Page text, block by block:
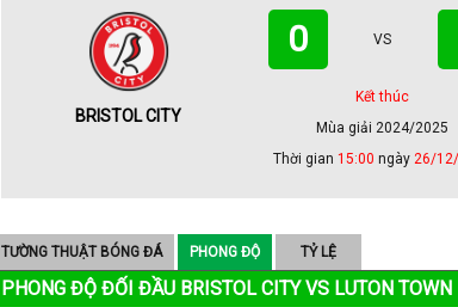
BRISTOL CITY
0 VS
Kết thúc
Mùa giải 2024/2025
Thời gian 15:00 ngày 26/
TƯỜNG THUẬT BÓNG ĐÁ PHONG ĐỘ TỶ LỆ
PHONG ĐỘ ĐỐI ĐẦU BRISTOL CITY VS LUTON TOWN